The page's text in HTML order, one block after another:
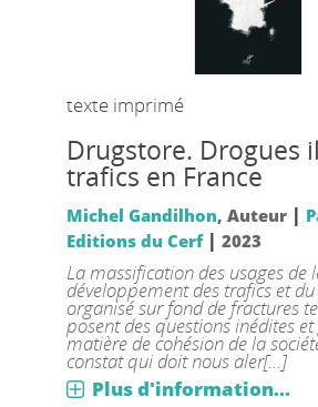
texte imprimé
Drugstore. Drogues
trafics en France
Michel Gandilhon, Auteur |
Editions du Cerf| 2023
La massification des usages de
développement des trafics et
organisé sur fond de fractures
posent des questions inédites et
matière de cohésion de la
constat qui doit nous aler[...]
Plus d'information...